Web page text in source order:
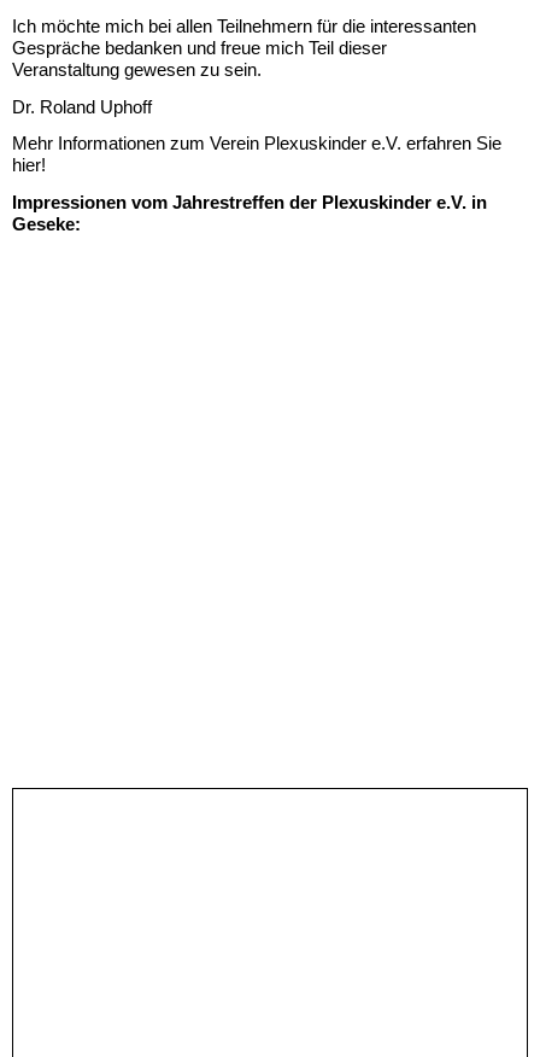
Ich möchte mich bei allen Teilnehmern für die interessanten
Gespräche bedanken und freue mich Teil dieser
Veranstaltung gewesen zu sein.
Dr. Roland Uphoff
Mehr Informationen zum Verein Plexuskinder e.V. erfahren Sie
hier!
Impressionen vom Jahrestreffen der Plexuskinder e.V. in
Geseke: